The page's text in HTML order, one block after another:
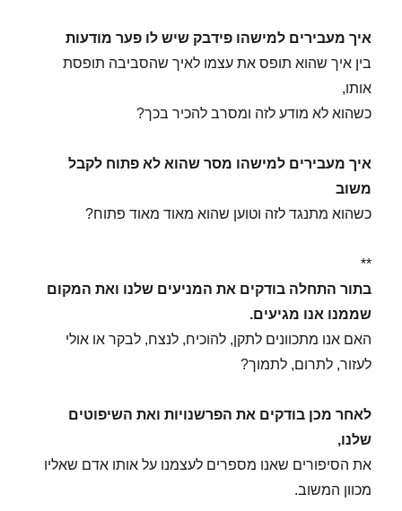
איך מעבירים למישהו פידבק שיש לו פער מודעות
בין איך שהוא תופס את עצמו לאיך שהסביבה תופסת
אותו,
כשהוא לא מודע לזה ומסרב להכיר בכך?
איך מעבירים למישהו מסר שהוא לא פתוח לקבל
משוב
כשהוא מתנגד לזה וטוען שהוא מאוד מאוד פתוח?
**
בתור התחלה בודקים את המניעים שלנו ואת המקום
שממנו אנו מגיעים.
האם אנו מתכוונים לתקן, להוכיח, לנצח, לבקר או אולי
לעזור, לתרום, לתמוך?
לאחר מכן בודקים את הפרשנויות ואת השיפוטים
שלנו,
את הסיפורים שאנו מספרים לעצמנו על אותו אדם שאליו
מכוון המשוב.